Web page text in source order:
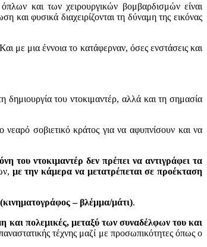
και των χειρουργικών βομβαρδισμών είναι
και φυσικά διαχειρίζονται τη δύναμη της εικόνας
με μια έννοια το κατάφερναν, όσες ενστάσεις και
του ντοκιμαντέρ, αλλά και τη σημασία
νεαρό σοβιετικό κράτος για να αφυπνίσουν και να
τουντοκιμαντέρ δεν πρέπει να αντιγράφει τα
με την κάμερα να μετατρέπεται σε προέκταση
(κινηματογράφος – βλέμμα/μάτι).
και πολεμικές, μεταξύ των συναδέλφων του και
τέχνης μαζί με προσωπικότητες όπως ο